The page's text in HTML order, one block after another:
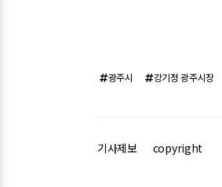
광주시 강기정 광주시장
기사제보 copyright